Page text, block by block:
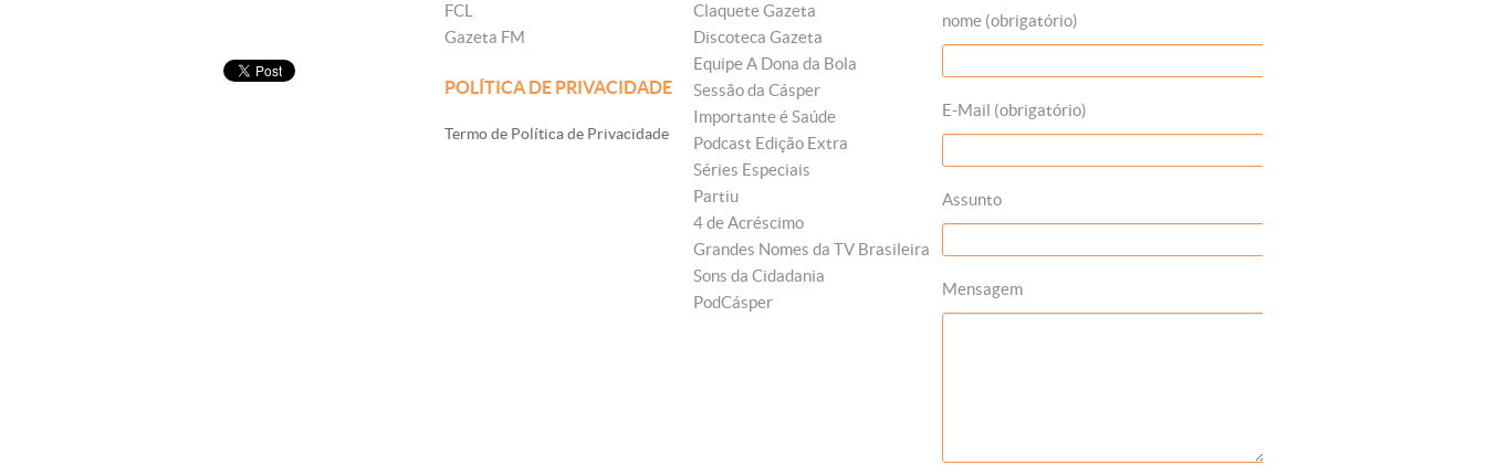
FCL
Gazeta FM
POLÍTICA DE PRIVACIDADE
Termo de Política de Privacidade
Claquete Gazeta
Discoteca Gazeta
Equipe A Dona da Bola
Sessão da Cásper
Importante é Saúde
Podcast Edição Extra
Séries Especiais
Partiu
4 de Acréscimo
Grandes Nomes da TV Brasileira
Sons da Cidadania
PodCásper
nome (obrigatório)
E-Mail (obrigatório)
Assunto
Mensagem